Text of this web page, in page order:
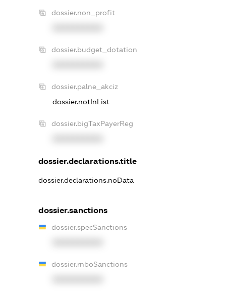
dossier.non_profit
dossier.budget_dotation
dossier.palne_akciz
dossier.notInList
dossier.bigTaxPayerReg
dossier.declarations.title
dossier.declarations.noData
dossier.sanctions
dossier.specSanctions
dossier.rnboSanctions